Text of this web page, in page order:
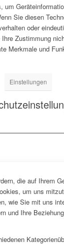
um
Sie diesen
oder
Zustimmung
Merkmale und
Einstellungen
die auf Ihrem
um uns
wie Sie mit uns
und Ihre